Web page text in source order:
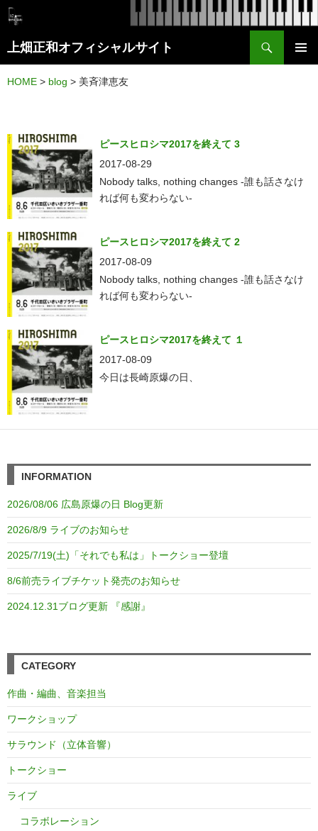
上畑正和オフィシャルサイト
ン
ツ
へ
ス
キ
ッ
プ
HOME > blog > 美斉津恵友
ピースヒロシマ2017を終えて 3
2017-08-29
Nobody talks, nothing changes -誰も話さなけ
れば何も変わらない-
ピースヒロシマ2017を終えて 2
2017-08-09
Nobody talks, nothing changes -誰も話さなけ
れば何も変わらない-
ピースヒロシマ2017を終えて １
2017-08-09
今日は長崎原爆の日、
INFORMATION
2026/08/06 広島原爆の日 Blog更新
2026/8/9 ライブのお知らせ
2025/7/19(土)「それでも私は」トークショー登壇
8/6前売ライブチケット発売のお知らせ
2024.12.31ブログ更新 『感謝』
CATEGORY
作曲・編曲、音楽担当
ワークショップ
サラウンド（立体音響）
トークショー
ライブ
コラボレーション